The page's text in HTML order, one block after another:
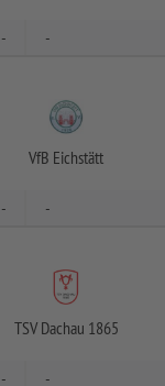
- -
VfB Eichstätt
- -
TSV Dachau 1865
- -